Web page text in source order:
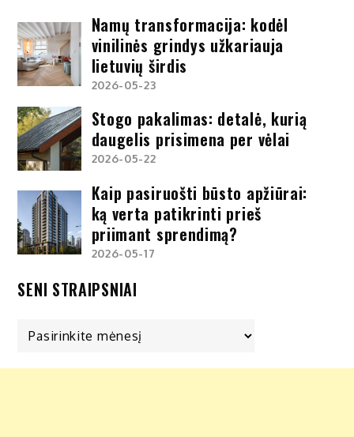
Namų transformacija: kodėl
vinilinės grindys užkariauja
lietuvių širdis
2026-05-23
Stogo pakalimas: detalė, kurią
daugelis prisimena per vėlai
2026-05-22
Kaip pasiruošti būsto apžiūrai:
ką verta patikrinti prieš
priimant sprendimą?
2026-05-17
SENI STRAIPSNIAI